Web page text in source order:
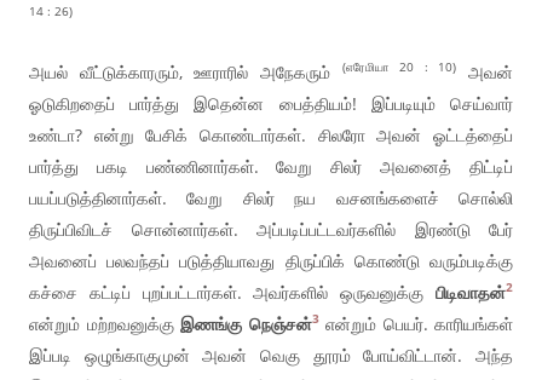
14 : 26)
அயல் வீட்டுக்காரரும், ஊராரில் அநேகரும் (எரேமியா 20 : 10)
அவன்
ஓடுகிறதைப் பார்த்து இதென்ன பைத்தியம்! இப்படியும் செய்வார்
உண்டா? என்று பேசிக் கொண்டார்கள். சிலரோ அவன் ஓட்டத்தைப்
பார்த்து பகடி பண்ணினார்கள். வேறு சிலர் அவனைத் திட்டிப்
பயப்படுத்தினார்கள். வேறு சிலர் நய வசனங்களைச் சொல்லி
திருப்பிவிடச் சொன்னார்கள். அப்படிப்பட்டவர்களில் இரண்டு பேர்
அவனைப் பலவந்தப் படுத்தியாவது திருப்பிக் கொண்டு வரும்படிக்கு
கச்சை கட்டிப் புறப்பட்டார்கள். அவர்களில் ஒருவனுக்கு பிடிவாதன்2
என்றும் மற்றவனுக்கு இணங்கு நெஞ்சன்3என்றும் பெயர். காரியங்கள்
இப்படி ஒழுங்காகுமுன் அவன் வெகு தூரம் போய்விட்டான். அந்த